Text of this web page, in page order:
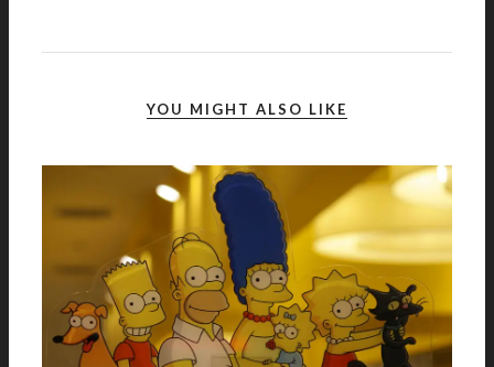
YOU MIGHT ALSO LIKE